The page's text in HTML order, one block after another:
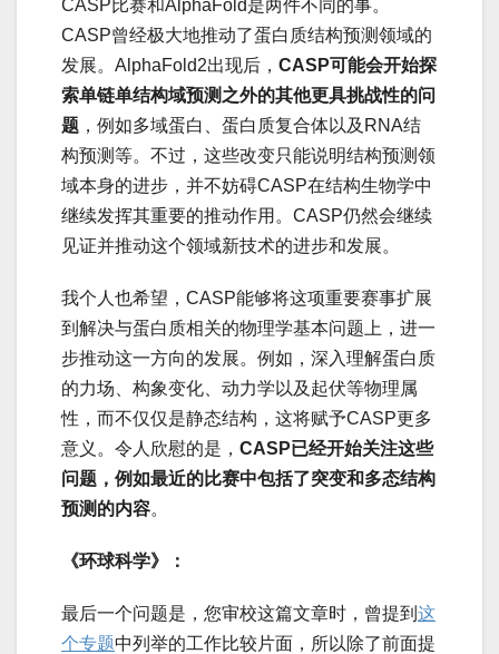
CASP比赛和AlphaFold是两件不同的事。
CASP曾经极大地推动了蛋白质结构预测领域的
发展。AlphaFold2出现后， CASP可能会开始探
索单链单结构域预测之外的其他更具挑战性的问
题 ，例如多域蛋白、蛋白质复合体以及RNA结
构预测等。不过，这些改变只能说明结构预测领
域本身的进步，并不妨碍CASP在结构生物学中
继续发挥其重要的推动作用。CASP仍然会继续
见证并推动这个领域新技术的进步和发展。
我个人也希望，CASP能够将这项重要赛事扩展
到解决与蛋白质相关的物理学基本问题上，进一
步推动这一方向的发展。例如，深入理解蛋白质
的力场、构象变化、动力学以及起伏等物理属
性，而不仅仅是静态结构，这将赋予CASP更多
意义。令人欣慰的是， CASP已经开始关注这些
问题，例如最近的比赛中包括了突变和多态结构
预测的内容。
《环球科学》：
最后一个问题是，您审校这篇文章时，曾提到 这
个专题中列举的工作比较片面，所以除了前面提